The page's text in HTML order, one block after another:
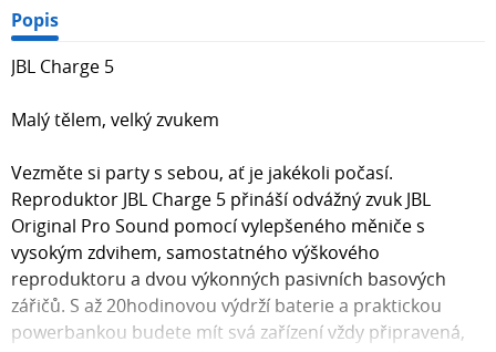
Popis
JBL Charge 5
Malý tělem, velký zvukem
Vezměte si party s sebou, ať je jakékoli počasí.
Reproduktor JBL Charge 5 přináší odvážný zvuk JBL
Original Pro Sound pomocí vylepšeného měniče s
vysokým zdvihem, samostatného výškového
reproduktoru a dvou výkonných pasivních basových
zářičů. S až 20hodinovou výdrží baterie a praktickou
powerbankou budete mít svá zařízení vždy připravená,